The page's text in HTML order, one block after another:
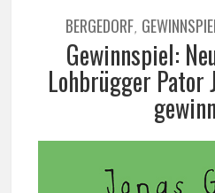
BERGEDORF,
Gewinnspiel:
Lohbrügger Pator